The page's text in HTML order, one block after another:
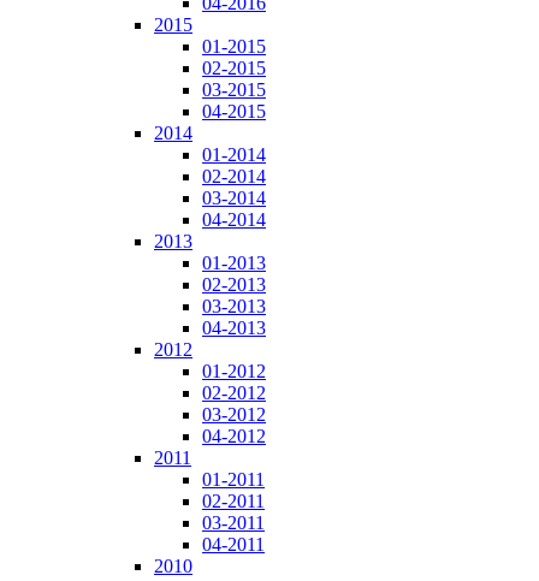
2015
01-2015
02-2015
03-2015
04-2015
2014
01-2014
02-2014
03-2014
04-2014
2013
01-2013
02-2013
03-2013
04-2013
2012
01-2012
02-2012
03-2012
04-2012
2011
01-2011
02-2011
03-2011
04-2011
2010